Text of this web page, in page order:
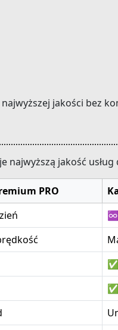
jakości bez
jakość
PRO
♾️